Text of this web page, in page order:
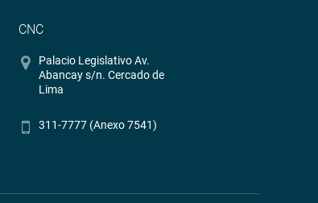
CNC
Palacio Legislativo Av.
Abancay s/n. Cercado de
Lima
311-7777 (Anexo 7541)